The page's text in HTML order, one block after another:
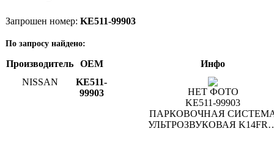
Запрошен номер: KE511-99903
По запросу найдено:
Производитель OEM
Инфо
NISSAN
KE511-
99903
НЕТ ФОТО
KE511-99903
ПАРКОВОЧНАЯ
УЛЬТРОЗВУКОВАЯ